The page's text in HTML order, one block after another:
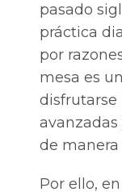
pasado
práctica
por
mesa es
disfrutarse
avanzadas
de
Por ello,